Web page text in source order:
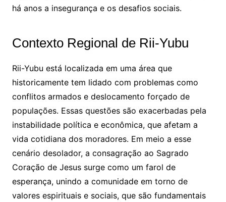
há anos a insegurança e os desafios sociais.
Contexto Regional de Rii-Yubu
Rii-Yubu está localizada em uma área que
historicamente tem lidado com problemas como
conflitos armados e deslocamento forçado de
populações. Essas questões são exacerbadas pela
instabilidade política e econômica, que afetam a
vida cotidiana dos moradores. Em meio a esse
cenário desolador, a consagração ao Sagrado
Coração de Jesus surge como um farol de
esperança, unindo a comunidade em torno de
valores espirituais e sociais, que são fundamentais